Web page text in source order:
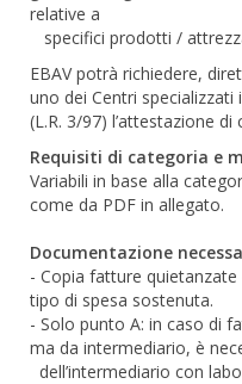
relative a
specifici prodotti /
EBAV potrà richiedere,
uno dei Centri specializzati
(L.R. 3/97) l’attestazione
Requisiti di categoria e
Variabili in base alla
come da PDF in allegato.
Documentazione
- Copia fatture
tipo di spesa sostenuta.
- Solo punto A: in caso di
ma da intermediario, è
dell’intermediario con